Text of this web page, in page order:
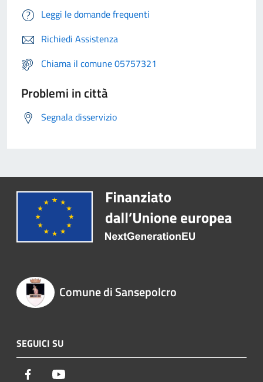
Leggi le domande frequenti
Richiedi Assistenza
Chiama il comune 05757321
Problemi in città
Segnala disservizio
Comune di Sansepolcro
SEGUICI SU
Facebook